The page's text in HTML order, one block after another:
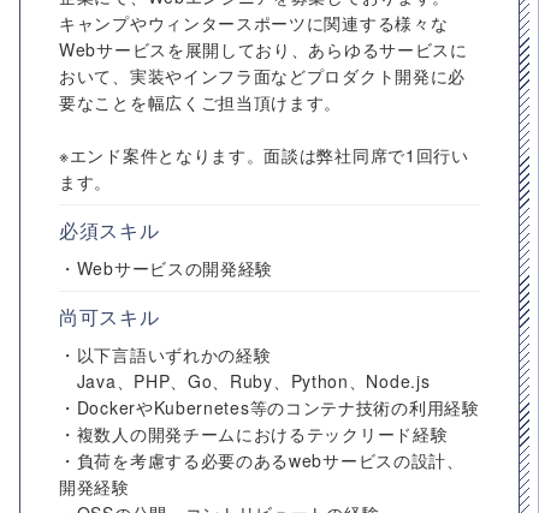
キャンプやウィンタースポーツに関連する様々な
Webサービスを展開しており、あらゆるサービスに
おいて、実装やインフラ面などプロダクト開発に必
要なことを幅広くご担当頂けます。
※エンド案件となります。面談は弊社同席で1回行い
ます。
必須スキル
・Webサービスの開発経験
尚可スキル
・以下言語いずれかの経験
Java、PHP、Go、Ruby、Python、Node.js
・DockerやKubernetes等のコンテナ技術の利用経験
・複数人の開発チームにおけるテックリード経験
・負荷を考慮する必要のあるwebサービスの設計、
開発経験